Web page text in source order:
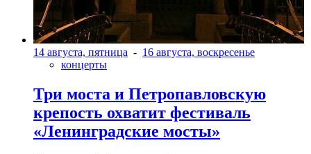
14 августа, пятница - 16 августа, воскресенье
концерты
Три моста и Петропавловскую
крепость охватит фестиваль
«Ленинградские мосты»